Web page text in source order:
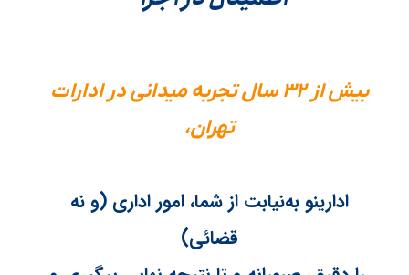
بیش از ۳۲ سال تجربه میدانی در ادارات
تهران،
ادارینو به‌نیابت از شما، امور اداری (و نه
قضائی)